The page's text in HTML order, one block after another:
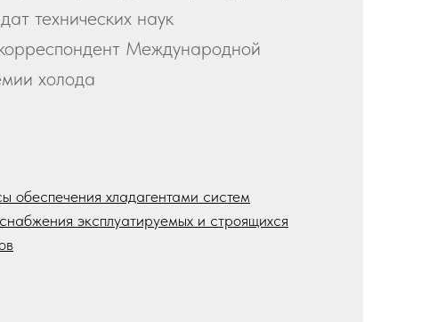
технических наук
Международной
холода
обеспечения хладагентами систем
эксплуатируемых и строящихся